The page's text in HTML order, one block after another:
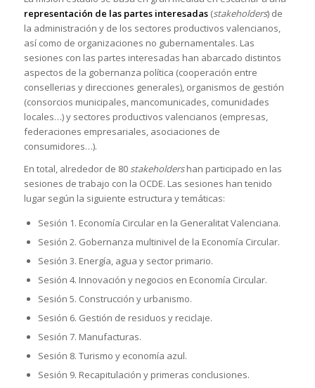
representación de las partes interesadas(stakeholders) de
la administración y de los sectores productivos valencianos,
así como de organizaciones no gubernamentales. Las
sesiones con las partes interesadas han abarcado distintos
aspectos de la gobernanza política (cooperación entre
consellerias y direcciones generales), organismos de gestión
(consorcios municipales, mancomunicades, comunidades
locales…) y sectores productivos valencianos (empresas,
federaciones empresariales, asociaciones de
consumidores…).
En total, alrededor de 80 stakeholdershan participado en las
sesiones de trabajo con la OCDE. Las sesiones han tenido
lugar según la siguiente estructura y temáticas:
Sesión 1. Economía Circular en la Generalitat Valenciana.
Sesión 2. Gobernanza multinivel de la Economía Circular.
Sesión 3. Energía, agua y sector primario.
Sesión 4. Innovación y negocios en Economía Circular.
Sesión 5. Construcción y urbanismo.
Sesión 6. Gestión de residuos y reciclaje.
Sesión 7. Manufacturas.
Sesión 8. Turismo y economía azul.
Sesión 9. Recapitulación y primeras conclusiones.